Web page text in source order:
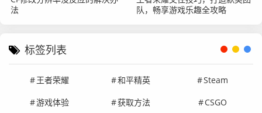
法
队，畅享游戏乐趣全攻略
标签列表
王者荣耀 和平精英
Steam
游戏体验
获取方法 CSGO